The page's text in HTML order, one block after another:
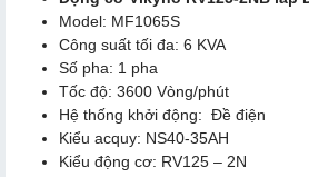
Model: MF1065S
Công suất tối đa: 6 KVA
Số pha: 1 pha
Tốc độ: 3600 Vòng/phút
Hệ thống khởi động: Đề điện
Kiểu acquy: NS40-35AH
Kiểu động cơ: RV125 – 2N